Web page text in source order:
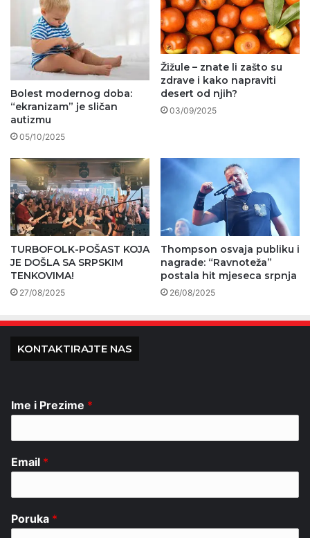
Bolest modernog doba:
“ekranizam” je sličan
autizmu
05/10/2025
Žižule – znate li zašto su
zdrave i kako napraviti
desert od njih?
03/09/2025
TURBOFOLK-POŠAST KOJA
JE DOŠLA SA SRPSKIM
TENKOVIMA!
27/08/2025
Thompson osvaja publiku i
nagrade: “Ravnoteža”
postala hit mjeseca srpnja
26/08/2025
KONTAKTIRAJTE NAS
Ime i Prezime *
Email *
Poruka *